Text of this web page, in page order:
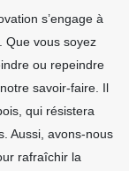
s’engage à
Que vous soyez
ou repeindre
savoir-faire. Il
qui résistera
Aussi, avons-nous
rafraîchir la